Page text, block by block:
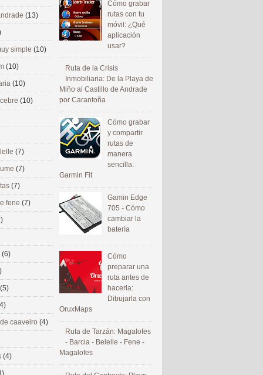
Cómo grabar
rutas con tu
móvil: ¿Qué
aplicación
usar?
Ruta de la Crisis
Inmobiliaria: De la Playa de
Miño al Castillo de Andrade
por Carantoña
Cómo grabar
y compartir
rutas de
manera
sencilla:
Garmin Fit
Gamin Edge
705 - Cómo
cambiar la
batería
Cómo
preparar una
ruta antes de
hacerla:
Dibujarla con
OruxMaps
Ruta de Tarzán: Magalofes
- Barcia - Belelle - Fene -
Magalofes
(13)
simple (10)
(10)
(10)
(10)
(7)
(7)
(7)
fene (7)
(6)
(5)
caaveiro (4)
(4)